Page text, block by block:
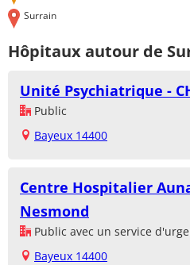
Surrain
Hôpitaux autour de
Unité Psychiatrique -
Public
Bayeux 14400
Centre Hospitalier
Nesmond
Public avec un service
Bayeux 14400